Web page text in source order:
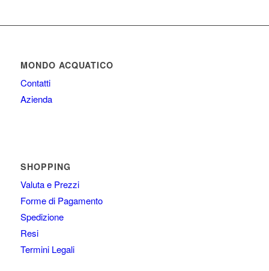
MONDO ACQUATICO
Contatti
Azienda
SHOPPING
Valuta e Prezzi
Forme di Pagamento
Spedizione
Resi
Termini Legali